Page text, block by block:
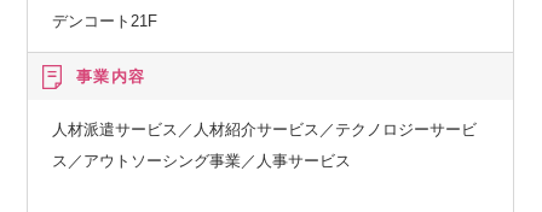
デンコート21F
事業内容
人材派遣サービス／人材紹介サービス／テクノロジーサービ
ス／アウトソーシング事業／人事サービス